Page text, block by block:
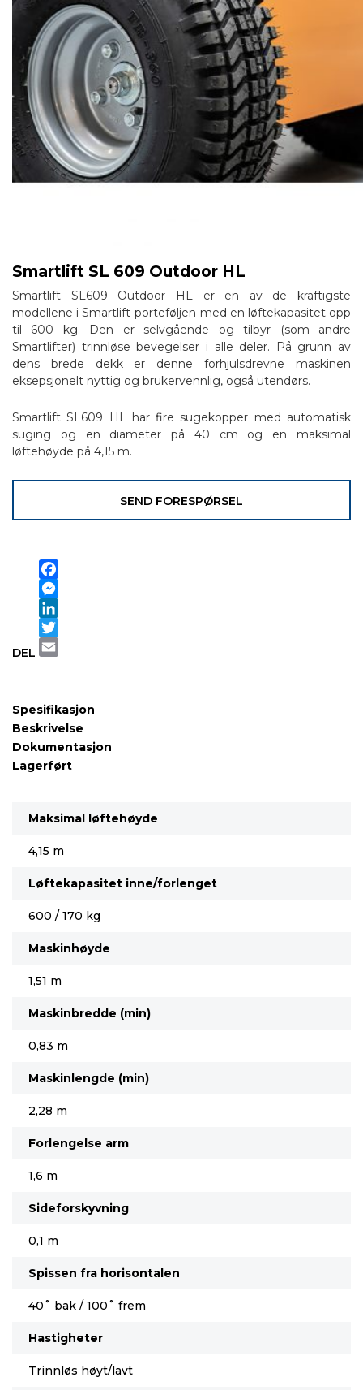
Smartlift SL 609 Outdoor HL
Smartlift SL609 Outdoor HL er en av de kraftigste
modellene i Smartlift-porteføljen med en løftekapasitet opp
til 600 kg. Den er selvgående og tilbyr (som andre
Smartlifter) trinnløse bevegelser i alle deler. På grunn av
dens brede dekk er denne forhjulsdrevne maskinen
eksepsjonelt nyttig og brukervennlig, også utendørs.
Smartlift SL609 HL har fire sugekopper med automatisk
suging og en diameter på 40 cm og en maksimal
løftehøyde på 4,15 m.
SEND FORESPØRSEL
DEL
Facebook
Messenger
LinkedIn
Twitter
Spesifikasjon
Beskrivelse
Dokumentasjon
Lagerført
Maksimal løftehøyde
4,15 m
Løftekapasitet inne/forlenget
600 / 170 kg
Maskinhøyde
1,51 m
Maskinbredde (min)
0,83 m
Maskinlengde (min)
2,28 m
Forlengelse arm
1,6 m
Sideforskyvning
0,1 m
Spissen fra horisontalen
40˚ bak / 100˚ frem
Hastigheter
Trinnløs høyt/lavt